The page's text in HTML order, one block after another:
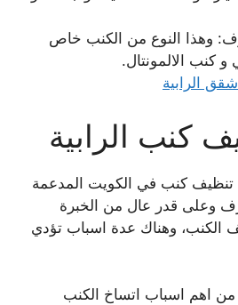
وهذا النوع من الكنب خاص
و كنب الالمونتال.
الرابية
كنب الرابية
كنب في الكويت المدعمة
وعلى قدر عال من الخبرة
الكنب، وهناك عدة اسباب تؤدي
من اهم اسباب اتساخ الكنب